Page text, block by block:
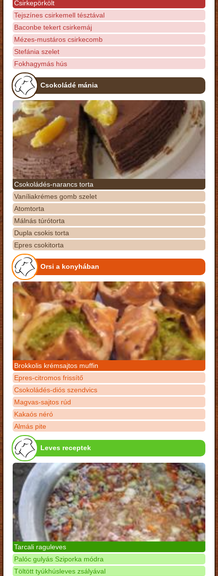
Csirkepörkölt
Tejszínes csirkemell tésztával
Baconbe tekert csirkemáj
Mézes-mustáros csirkecomb
Stefánia szelet
Fokhagymás hús
Csokoládé mánia
Csokoládés-narancs torta
Vaníliakrémes gomb szelet
Atomtorta
Málnás túrótorta
Dupla csokis torta
Epres csokitorta
Orsi a konyhában
Brokkolis krémsajtos muffin
Epres-citromos frissítő
Csokoládés-diós szendvics
Magvas-sajtos rúd
Kakaós néró
Almás pite
Leves receptek
Tarcali raguleves
Palóc gulyás Sziporka módra
Töltött tyúkhúsleves zsályával